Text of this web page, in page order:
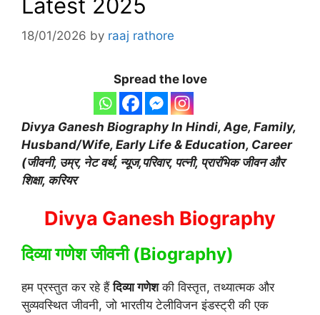
Latest 2025
18/01/2026 by raaj rathore
Spread the love
Divya Ganesh BiographyIn Hindi, Age, Family,
Husband/Wife, Early Life & Education, Career
(जीवनी, उम्र, नेट वर्थ, न्यूज,परिवार, पत्नी, प्रारंभिक जीवन और
शिक्षा, करियर
Divya Ganesh Biography
दिव्या गणेश जीवनी (Biography)
हम प्रस्तुत कर रहे हैंदिव्या गणेशकी विस्तृत, तथ्यात्मक और
सुव्यवस्थित जीवनी, जो भारतीय टेलीविजन इंडस्ट्री की एक